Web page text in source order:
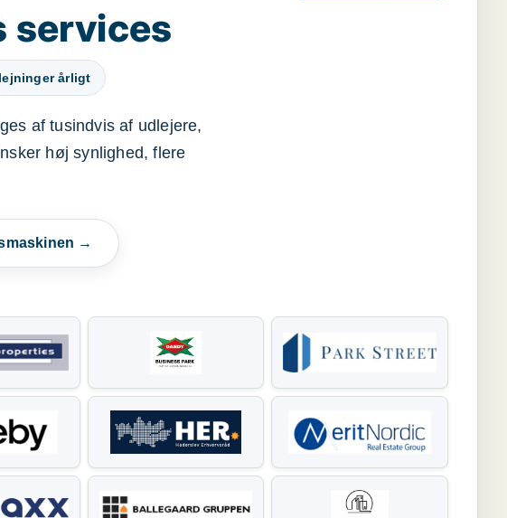
services
årligt
af tusindvis af udlejere,
høj synlighed, flere
→